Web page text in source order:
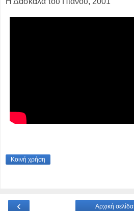
Κοινή χρήση
‹ Αρχική σελίδα